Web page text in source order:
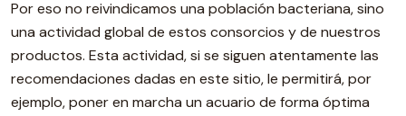
Por eso no reivindicamos una población bacteriana, sino
una actividad global de estos consorcios y de nuestros
productos. Esta actividad, si se siguen atentamente las
recomendaciones dadas en este sitio, le permitirá, por
ejemplo, poner en marcha un acuario de forma óptima